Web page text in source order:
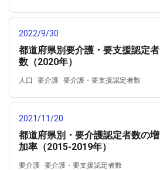
2022/9/30
人口 要介護 要介護・要支援認定者数
都道府県別要介護・要支援認定者
数（2020年）
2021/11/20
要介護 要介護・要支援認定者数
都道府県別・要介護認定者数の増
加率（2015-2019年）